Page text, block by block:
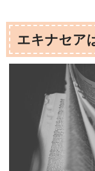
エキナセア